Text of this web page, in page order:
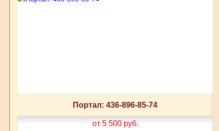
Портал: 436-896-85-74
от 5 500 руб.